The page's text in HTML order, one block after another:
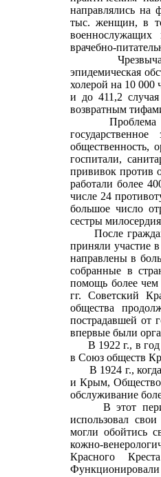
направлялись
тыс. женщин, в
военнослужащих
врачебно-
Чрезвычайно
эпидемическая
холерой на 10 000
и до 411,2
возвратным
Проблема
общественность,
госпитали,
прививок против
работали более
числе 24
большое число
сестры
После
приняли участие
направлены в
собранные в
помощь более чем
гг. Советский
общества
пострадавшей от
впервые были
В 1922 г., в год
в Союз обществ
В 1924 г., когда
и Крым, Общество
обслуживание
В этот период
использовал
могли обойтись
кожно-
Красного